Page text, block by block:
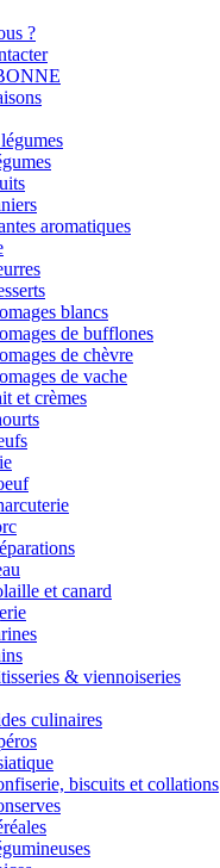
?
aromatiques
blancs
de bufflones
de chèvre
de vache
et crèmes
et canard
& viennoiseries
culinaires
biscuits et collations